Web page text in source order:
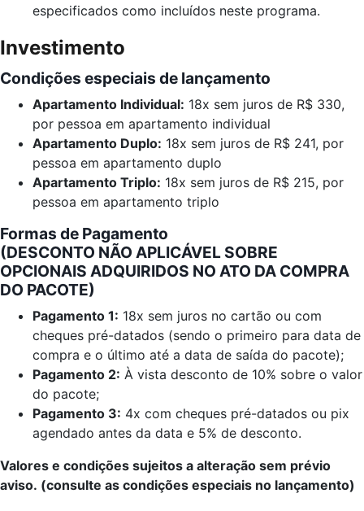
especificados como incluídos neste programa.
Investimento
Condições especiais de lançamento
Apartamento Individual: 18x sem juros de R$ 330,
por pessoa em apartamento individual
Apartamento Duplo: 18x sem juros de R$ 241, por
pessoa em apartamento duplo
Apartamento Triplo: 18x sem juros de R$ 215, por
pessoa em apartamento triplo
Formas de Pagamento
(DESCONTO NÃO APLICÁVEL SOBRE
OPCIONAIS ADQUIRIDOS NO ATO DA COMPRA
DO PACOTE)
Pagamento 1: 18x sem juros no cartão ou com
cheques pré-datados (sendo o primeiro para data de
compra e o último até a data de saída do pacote);
Pagamento 2: À vista desconto de 10% sobre o valor
do pacote;
Pagamento 3: 4x com cheques pré-datados ou pix
agendado antes da data e 5% de desconto.
Valores e condições sujeitos a alteração sem prévio
aviso. (consulte as condições especiais no lançamento)